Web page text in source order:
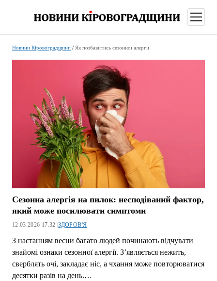
меню
Новини Кіровоградщини/ Як позбавитись сезонної алергії
Сезонна алергія на пилок: несподіваний фактор,
який може посилювати симптоми
12.03.2026 17:32 |ЗДОРОВ'Я
З настанням весни багато людей починають відчувати
знайомі ознаки сезонної алергії. З’являється нежить,
сверблять очі, закладає ніс, а чхання може повторюватися
десятки разів на день.…